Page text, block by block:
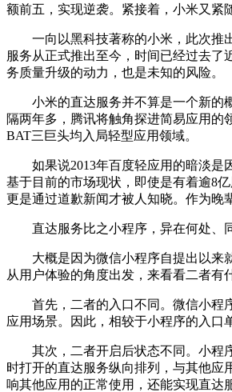
额前五，实现逆袭。紧接着，小米又紧
一向以黑科技著称的小米，此次推出
服务从正式推出至今，时间已经过去
务质量升级的动力，也是未知的风险。
小米的直达服务并不算是一个新的概
隔两年多，腾讯将触角探进简易应用的
BAT三巨头均入局轻型应用领域。
如果说2013年百度轻应用的暗淡是因
基于目前的市场现状，即使是有着逾8
更是通过道歉新闻才被人知晓。作为晚
直达服务比之小程序，异在何处、
大概是因为微信小程序自提出以来就
从用户体验的角度出发，来看看二者有
首先，二者的入口不同。微信小程序
应用场景。因此，相较于小程序的入口
其次，二者开启后状态不同。小程序
时打开的直达服务纵向排列，与其他应
响其他应用的正常使用，还能实现直达